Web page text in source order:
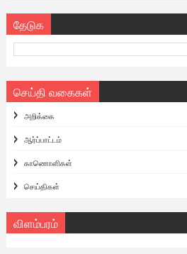
தேடுக
செய்தி வகைகள்
அறிக்கை
ஆர்ப்பாட்டம்
காணொளிகள்
செய்திகள்
விளம்பரம்